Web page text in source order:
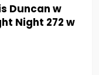
Duncan w
Night 272 w